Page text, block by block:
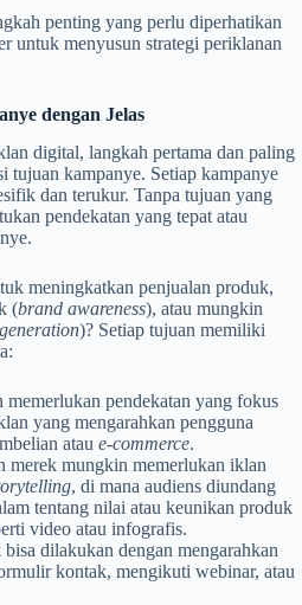
penting yang perlu diperhatikan
untuk menyusun strategi periklanan
dengan Jelas
digital, langkah pertama dan paling
tujuan kampanye. Setiap kampanye
dan terukur. Tanpa tujuan yang
pendekatan yang tepat atau
meningkatkan penjualan produk,
(brand awareness), atau mungkin
)? Setiap tujuan memiliki
pendekatan yang fokus
yang mengarahkan pengguna
atau e-commerce.
merek mungkin memerlukan iklan
, di mana audiens diundang
tentang nilai atau keunikan produk
video atau infografis.
dilakukan dengan mengarahkan
kontak, mengikuti webinar, atau